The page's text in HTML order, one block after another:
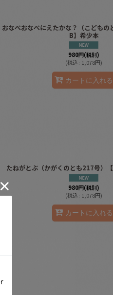
おなべおなべにえたかな？（こどもの
B】希少本
980円(税別)
(税込: 1,078円)
カートに入れる
たねがとぶ（かがくのとも217号）
980円(税別)
(税込: 1,078円)
カートに入れる